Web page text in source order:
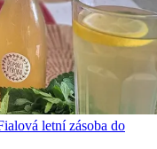
letní zásoba do